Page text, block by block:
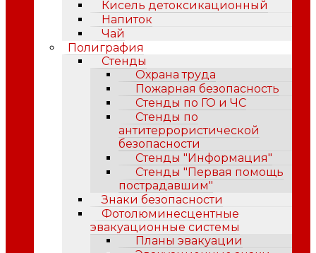
Кисель детоксикационный
Напиток
Чай
Полиграфия
Стенды
Охрана труда
Пожарная безопасность
Стенды по ГО и ЧС
Стенды по
антитеррористической
безопасности
Стенды "Информация"
Стенды "Первая помощь
пострадавшим"
Знаки безопасности
Фотолюминесцентные
эвакуационные системы
Планы эвакуации